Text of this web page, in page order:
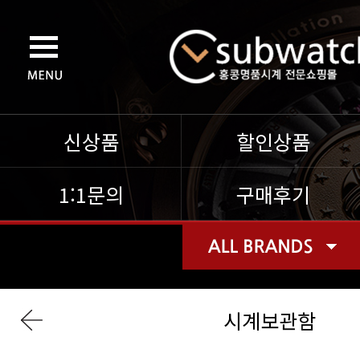
신상품
할인상품
1:1문의
구매후기
시계보관함